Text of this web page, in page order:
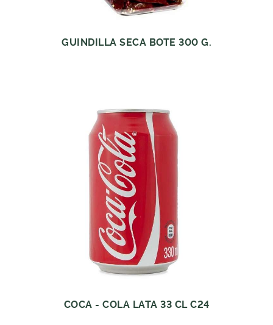
GUINDILLA SECA BOTE 300 G.
COCA - COLA LATA 33 CL C24